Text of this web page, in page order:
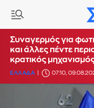
Συναγερμός για
και άλλες πέντε
κρατικός
ΕΛΛΑΔΑ 07:10,